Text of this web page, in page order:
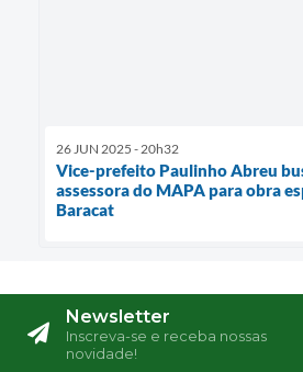
26 JUN 2025 - 20h32
Vice-prefeito Paulinho Abreu
assessora do MAPA para obra
Baracat
Newsletter
Inscreva-se e receba nossas
novidade!